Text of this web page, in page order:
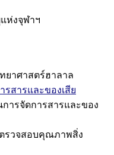
ห่งจุฬาฯ
ยาศาสตร์ฮาลาล
รสารและของเสีย
ารจัดการสารและของ
ตรวจสอบคุณภาพสิ่ง